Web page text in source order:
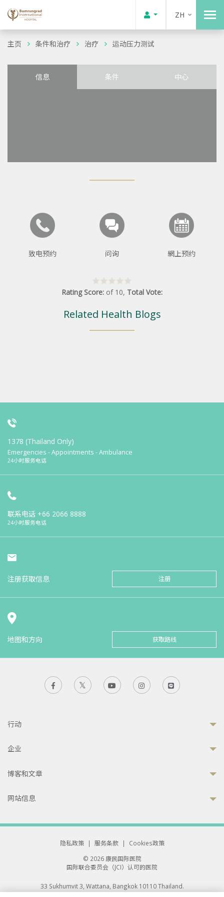
ZH
主页 条件和治疗 治疗 运动压力测试
信息 条件 中心
致电预约 问询 網上预约
Rating Score: of 10, Total Vote:
Related Health Blogs
1378 (Thailand Only)
Emergencies - Appointments - Ambulance
24小时服务电话
联系电话 +66 2066 8888
24小时服务电话
注册获取信息 注册
地图和方向 获取路线
行动
企业
博客和文章
网站信息
隐私政策 | 服务条款 |
Cookies政策
© 2026 康民国际医院
国际联合委员会（JCI）认可的医院
33 Sukhumvit 3, Wattana, Bangkok 10110 Thailand.
All rights reserved.